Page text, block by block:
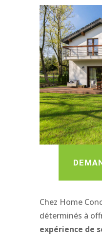
Chez Home
déterminés à
expérience de